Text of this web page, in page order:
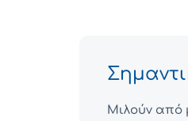
Μιλούν από